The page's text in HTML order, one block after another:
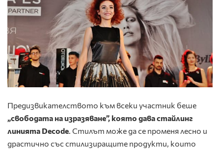
Предизвикателството към всеки участник беше
„свободата на изразяване”, която дава стайлинг
линията Decode. Стилът може да се променя лесно и
драстично със стилизиращите продукти, които